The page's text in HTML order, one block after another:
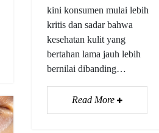
kini konsumen mulai lebih
kritis dan sadar bahwa
kesehatan kulit yang
bertahan lama jauh lebih
bernilai dibanding…
Read More